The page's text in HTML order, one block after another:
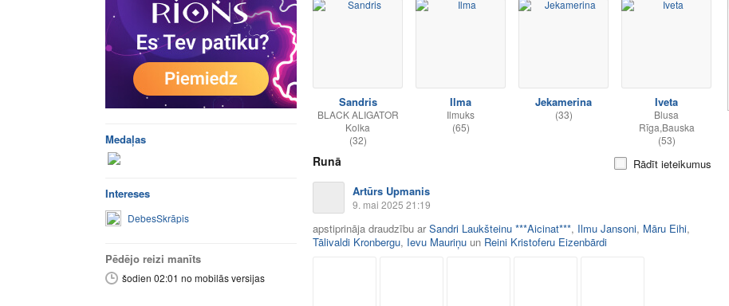
Medaļas
Intereses
DebesSkrāpis
Pēdējo reizi manīts
šodien 02:01 no mobilās versijas
Sandris
BLACK ALIGATOR
Kolka
(32)
Ilma
Ilmuks
(65)
Jekamerina
(33)
Iveta
Blusa
Rīga,Bauska
(53)
Runā
Rādīt ieteikumus
Artūrs Upmanis
9. mai 2025 21:19
apstiprināja draudzību arSandri Laukšteinu ***Aicinat***, Ilmu Jansoni, Māru Eihi,
Tālivaldi Kronbergu, Ievu Mauriņu un Reini Kristoferu Eizenbārdi